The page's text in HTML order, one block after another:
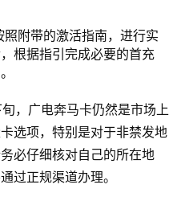
照附带的激活指南，进行实
根据指引完成必要的首充
，广电奔马卡仍然是市场上
选项，特别是对于非禁发地
必仔细核对自己的所在地
过正规渠道办理。